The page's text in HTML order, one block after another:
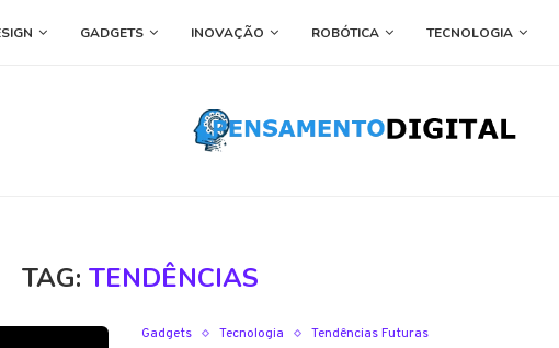
GADGETS INOVAÇÃO ROBÓTICA TECNOLOGIA
TAG: TENDÊNCIAS
Gadgets Tecnologia Tendências Futuras